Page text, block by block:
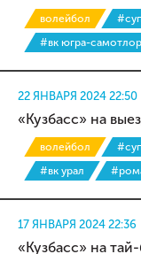
волейбол
#вк югра-самотлор
22 ЯНВАРЯ 2024 22:50
«Кузбасс» на
волейбол
#вк урал
17 ЯНВАРЯ 2024 22:36
«Кузбасс» на